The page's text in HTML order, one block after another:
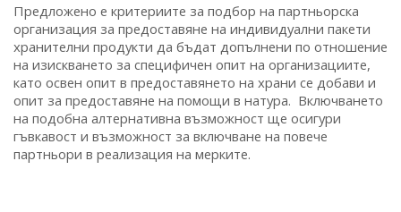
Предложено е критериите за подбор на партньорска
организация за предоставяне на индивидуални пакети
хранителни продукти да бъдат допълнени по отношение
на изискването за специфичен опит на организациите,
като освен опит в предоставянето на храни се добави и
опит за предоставяне на помощи в натура. Включването
на подобна алтернативна възможност ще осигури
гъвкавост и възможност за включване на повече
партньори в реализация на мерките.